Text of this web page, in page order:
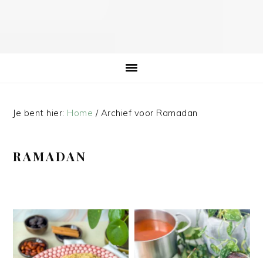
Je bent hier: Home /Archief voor Ramadan
RAMADAN